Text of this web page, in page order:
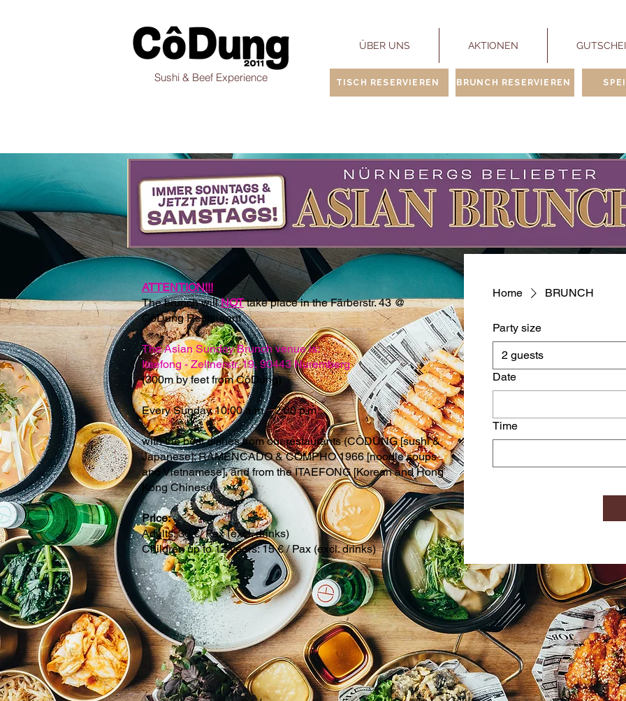
Sushi & Beef Experience
ÜBER UNS AKTIONEN
TISCH RESERVIEREN BRUNCH RESERVIEREN
ATTENTION!!!
The brunch willNOTtake place in the Färberstr. 43 @
CôDung Restaurant.
The Asian Sunday Brunch venue is:
Itaefong - Zeltnerstr. 19, 90443 Nuremberg
(300m by feet from CôDung)
Every Sunday 10:00 a.m. - 2:00 p.m
with the best dishes from our restaurants (CÔDUNG [sushi &
Japanese]; RAMENCADO & COMPHO 1966 [noodle soups
and Vietnamese], and from the ITAEFONG [Korean and Hong
Kong Chinese].
Price:
Adults: 30 €/ Pax (excl. drinks)
Children up to 12 years: 15 € / Pax (excl. drinks)
Home BRUNCH
Party size
2 guests
Date
Time